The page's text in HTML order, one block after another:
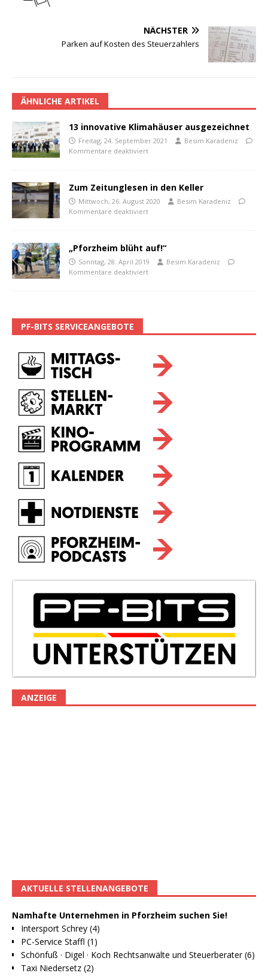
NÄCHSTER
Parken auf Kosten des Steuerzahlers
ÄHNLICHE ARTIKEL
13 innovative Klimahäuser ausgezeichnet
Freitag, 24. September 2021
Besim Karadeniz
Kommentare deaktiviert
Zum Zeitunglesen in den Keller
Mittwoch, 26. August 2020
Besim Karadeniz
Kommentare deaktiviert
„Pforzheim blüht auf!“
Sonntag, 28. April 2019
Besim Karadeniz
Kommentare deaktiviert
PF-BITS SERVICEANGEBOTE
ANZEIGE
AKTUELLE STELLENANGEBOTE
Namhafte Unternehmen in Pforzheim suchen Sie!
Intersport Schrey (4)
PC-Service Staffl (1)
Schönfuß · Digel · Koch Rechtsanwälte und Steuerberater (6)
Taxi Niedersetz (2)